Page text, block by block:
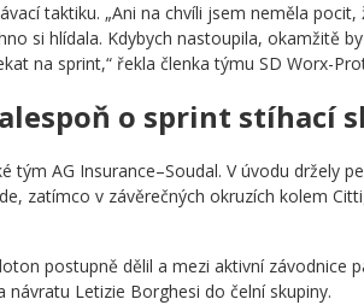
taktiku. „Ani na chvíli jsem neměla pocit,
si hlídala. Kdybych nastoupila, okamžitě
na sprint,“ řekla členka týmu SD Worx-
o sprint stíhací
tým AG Insurance–Soudal. V úvodu držely
zatímco v závěrečných okruzích kolem
postupně dělil a mezi aktivní závodnice
Letizie Borghesi do čelní skupiny.